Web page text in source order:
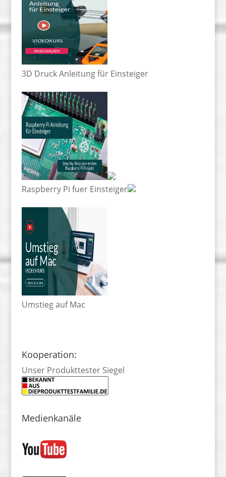
3D Druck Anleitung für Einsteiger
Raspberry Pi fuer Einsteiger
Umstieg auf Mac
Kooperation:
Unser Produkttester Siegel
Medienkanäle